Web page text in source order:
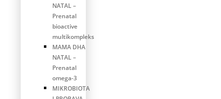
NATAL –
Prenatal
bioactive
multikompleks
MAMA DHA
NATAL –
Prenatal
omega-3
MIKROBIOTA